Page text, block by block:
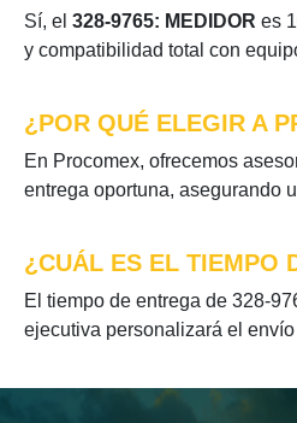
Sí, el 328-9765: MEDIDOR es
y compatibilidad total con
¿POR QUÉ ELEGIR A
En Procomex, ofrecemos
entrega oportuna, asegurando
¿CUÁL ES EL TIEMPO
El tiempo de entrega de 328-
ejecutiva personalizará el